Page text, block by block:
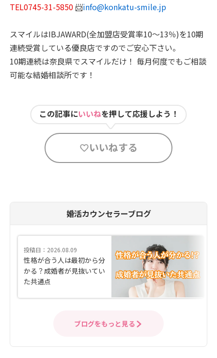
TEL0745-31-5850 📨info@konkatu-smile.jp
スマイルはIBJAWARD(全加盟店受賞率10～13％)を10期
連続受賞している優良店ですのでご安心下さい。
10期連続は奈良県でスマイルだけ！ 毎月何度でもご相談
可能な結婚相談所です！
この記事にいいねを押して応援しよう！
いいねする
婚活カウンセラーブログ
投稿日：2026.08.09
性格が合う人は最初から分
かる？成婚者が見抜いてい
た共通点
ブログをもっと見る